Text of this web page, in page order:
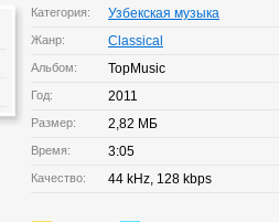
Категория: Узбекская музыка
Жанр: Classical
Альбом: TopMusic
Год: 2011
Размер: 2,82 МБ
Время: 3:05
Качество: 44 kHz, 128 kbps